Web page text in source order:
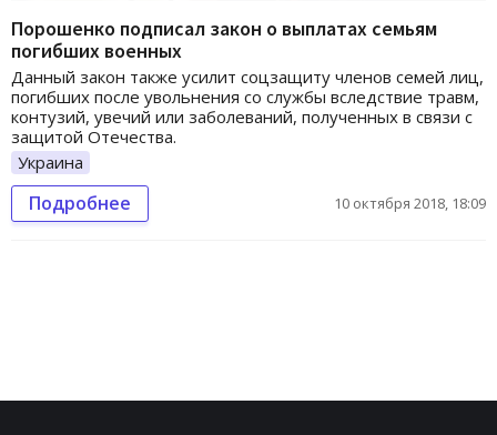
Порошенко подписал закон о выплатах семьям
погибших военных
Данный закон также усилит соцзащиту членов семей лиц,
погибших после увольнения со службы вследствие травм,
контузий, увечий или заболеваний, полученных в связи с
защитой Отечества.
Украина
Подробнее 10 октября 2018, 18:09